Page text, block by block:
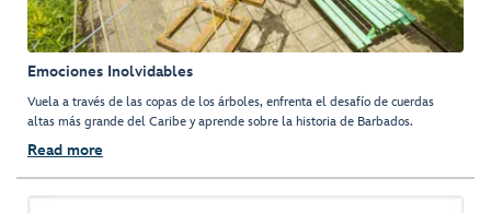
Emociones Inolvidables
Vuela a través de las copas de los árboles, enfrenta el desafío de cuerdas
altas más grande del Caribe y aprende sobre la historia de Barbados.
Read more